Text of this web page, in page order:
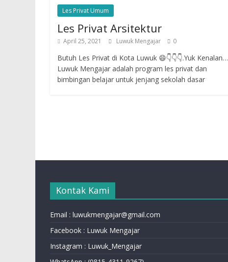
Les Privat Umum
Les Privat Arsitektur
April 25, 2021 Luwuk Mengajar 0
Butuh Les Privat di Kota Luwuk 😄👇👇👇.Yuk Kenalan…
Luwuk Mengajar adalah program les privat dan
bimbingan belajar untuk jenjang sekolah dasar
Kontak Kami
Email : luwukmengajar@gmail.com
Facebook : Luwuk Mengajar
Instagram : Luwuk_Mengajar